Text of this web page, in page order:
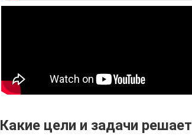
Какие цели и задачи решает